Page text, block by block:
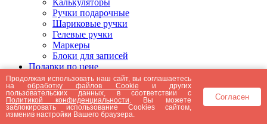
Калькуляторы
Ручки подарочные
Шариковые ручки
Гелевые ручки
Маркеры
Блоки для записей
Подарки по цене
Подарки от 5000 рублей
Подарки до 5000 рублей
Подарки до 3000 рублей
Подарки до 2000 рублей
Подарки до 1000 рублей
Продолжая использовать наш сайт, вы соглашаетесь
наобработку файлов Cookie и других
пользовательских данных, в соответствии с
Политикой конфиденциальности . Вы можете
заблокировать использование Cookies сайтом,
изменив настройки Вашего браузера.
Согласен